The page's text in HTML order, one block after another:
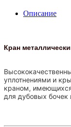
Описание
Кран
уплотнениями и
краном,
для дубовых бочек